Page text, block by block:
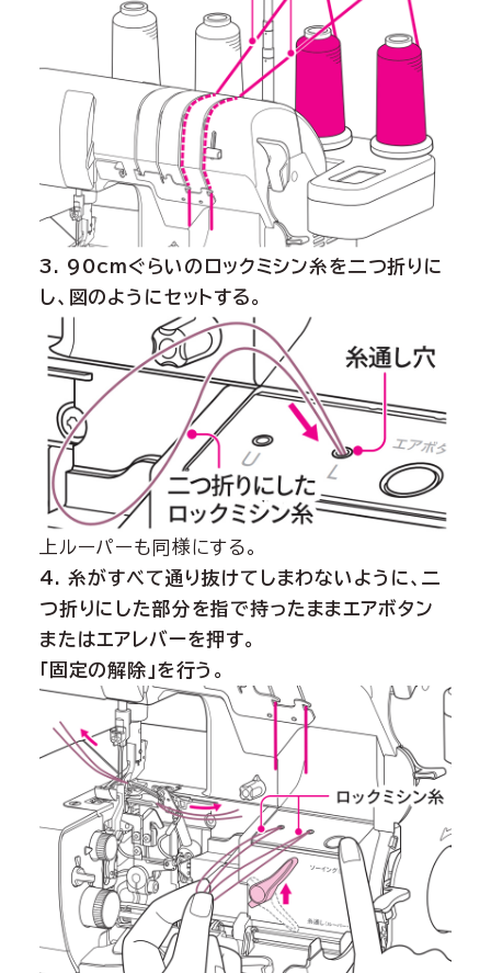
3. 90cmぐらいのロックミシン糸を二つ折りに
し、図のようにセットする。
上ルーパーも同様にする。
4. 糸がすべて通り抜けてしまわないように、二
つ折りにした部分を指で持ったままエアボタン
またはエアレバーを押す。
「固定の解除」を行う。